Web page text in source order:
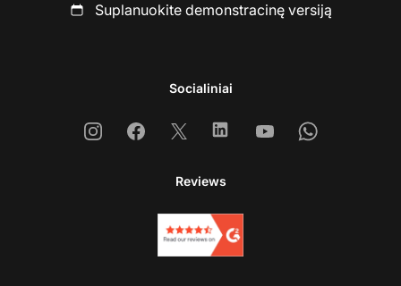
Suplanuokite demonstracinę versiją
Socialiniai
InstagramFacebook
X LinkedinYoutubeWhatsapp
Reviews